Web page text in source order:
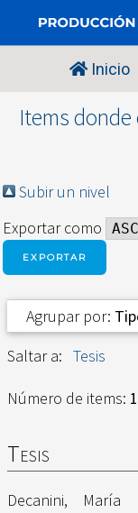
Inicio
Items donde
Subir un nivel
Exportar como
Agrupar por:
Saltar a: Tesis
Número de items: 1
Tesis
Decanini, María